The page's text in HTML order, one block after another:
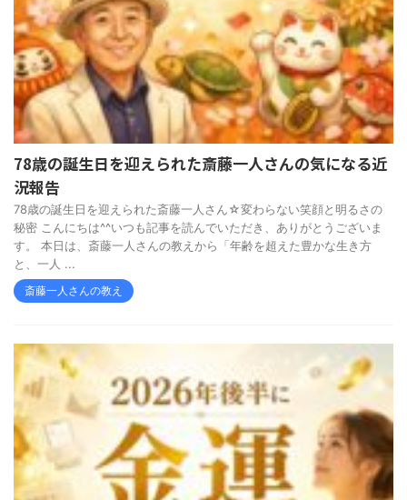
78歳の誕生日を迎えられた斎藤一人さんの気になる近
況報告
78歳の誕生日を迎えられた斎藤一人さん☆変わらない笑顔と明るさの
秘密 こんにちは^^いつも記事を読んでいただき、ありがとうございま
す。 本日は、斎藤一人さんの教えから「年齢を超えた豊かな生き方
と、一人 ...
斎藤一人さんの教え